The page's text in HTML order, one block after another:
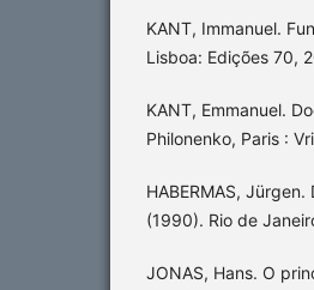
KANT, Immanuel.
Lisboa: Edições 70,
KANT, Emmanuel.
Philonenko, Paris :
HABERMAS,
(1990). Rio de
JONAS, Hans. O